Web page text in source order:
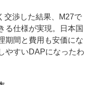
交渉した結果、M27で
る仕様が実現。日本国
期間と費用も安価にな
やすいDAPになったわ